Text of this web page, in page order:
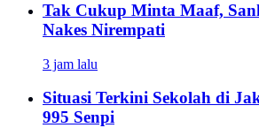
Tak Cukup Minta Maaf,
Nakes Nirempati
3 jam lalu
Situasi Terkini Sekolah di
995 Senpi